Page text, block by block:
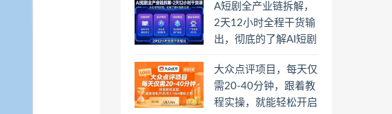
A短剧全产业链拆解，
2天12小时全程干货输
出，彻底的了解AI短剧
大众点评项目，每天仅
需20-40分钟，跟着教
程实操，就能轻松开启